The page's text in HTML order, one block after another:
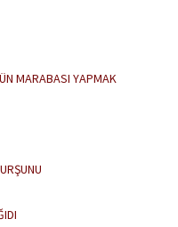
MARABASI YAPMAK